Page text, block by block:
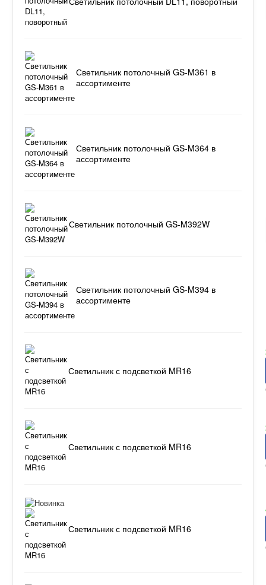
Светильник потолочный GS-M361 в
ассортименте
Светильник потолочный GS-M364 в
ассортименте
Светильник потолочный GS-M392W
Светильник потолочный GS-M394 в
ассортименте
Светильник с подсветкой MR16
Светильник с подсветкой MR16
Светильник с подсветкой MR16